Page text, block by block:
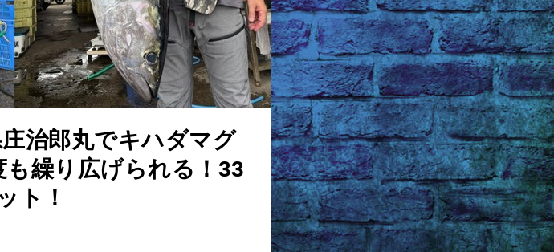
庄治郎丸でキハダマグ
繰り広げられる！33
ト！